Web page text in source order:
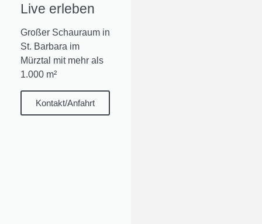
Live erleben
Großer Schauraum in
St. Barbara im
Mürztal mit mehr als
1.000 m²
Kontakt/Anfahrt